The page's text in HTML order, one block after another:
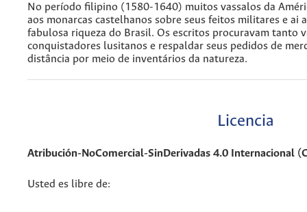
No período filipino (1580-1640) muitos vassalos da
aos monarcas castelhanos sobre seus feitos militares e ai
fabulosa riqueza do Brasil. Os escritos procuravam tanto
conquistadores lusitanos e respaldar seus pedidos de
distância por meio de inventários da natureza.
Licencia
Atribución-NoComercial-SinDerivadas 4.0 Internacional
Usted es libre de: